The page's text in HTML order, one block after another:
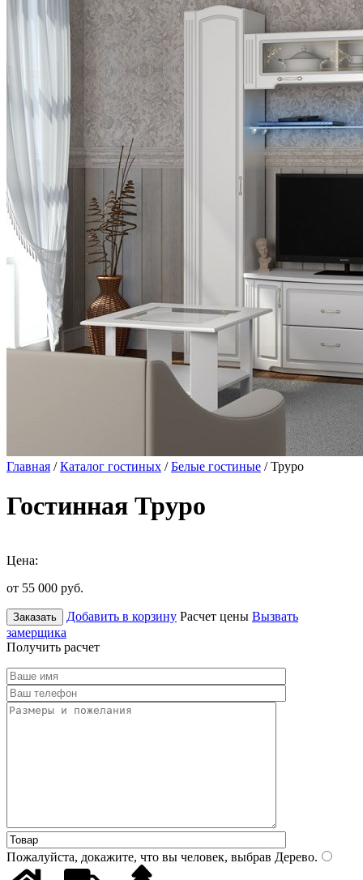
Главная /Каталог гостиных /Белые гостиные / Труро
Гостинная Труро
Цена:
от 55 000 руб.
Заказать Добавить в корзину Расчет цены Вызвать
замерщика
Получить расчет
Пожалуйста, докажите, что вы человек, выбрав Дерево.